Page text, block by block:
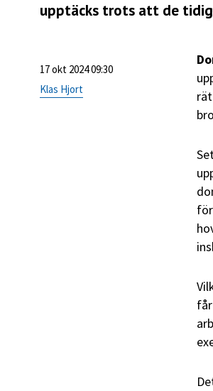
upptäcks trots att de
17 okt 2024 09:30
Klas Hjort